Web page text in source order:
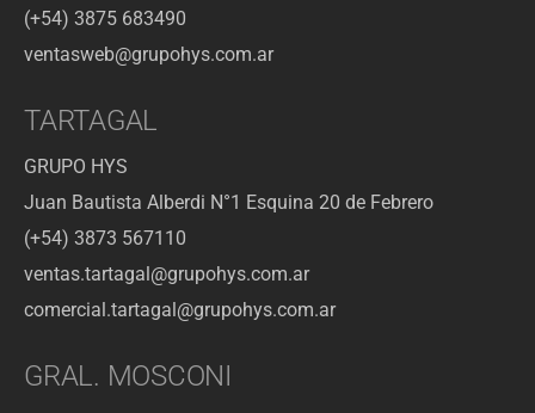
(+54) 3875 683490
ventasweb@grupohys.com.ar
TARTAGAL
GRUPO HYS
Juan Bautista Alberdi N°1 Esquina 20 de Febrero
(+54) 3873 567110
ventas.tartagal@grupohys.com.ar
comercial.tartagal@grupohys.com.ar
GRAL. MOSCONI